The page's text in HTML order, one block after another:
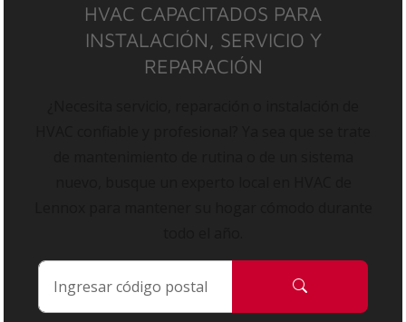
HVAC CAPACITADOS PARA
INSTALACIÓN, SERVICIO Y
REPARACIÓN